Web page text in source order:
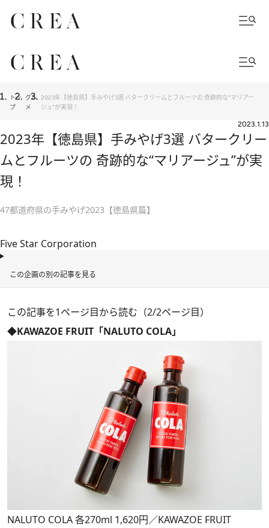
トッ
プ
グル
メ
2023年【徳島県】手みやげ3選 バタークリームとフルーツの 奇跡的な“マリアー
ジュ”が実現！
2023.1.13
2023年【徳島県】手みやげ3選 バタークリー
ムとフルーツの 奇跡的な“マリアージュ”が実
現！
47都道府県の手みやげ2023【徳島県篇】
Five Star Corporation
この企画の別の記事を見る
この記事を1ページ目から読む（2/2ページ目）
◆KAWAZOE FRUIT「NALUTO COLA」
NALUTO COLA 各270ml 1,620円／KAWAZOE FRUIT